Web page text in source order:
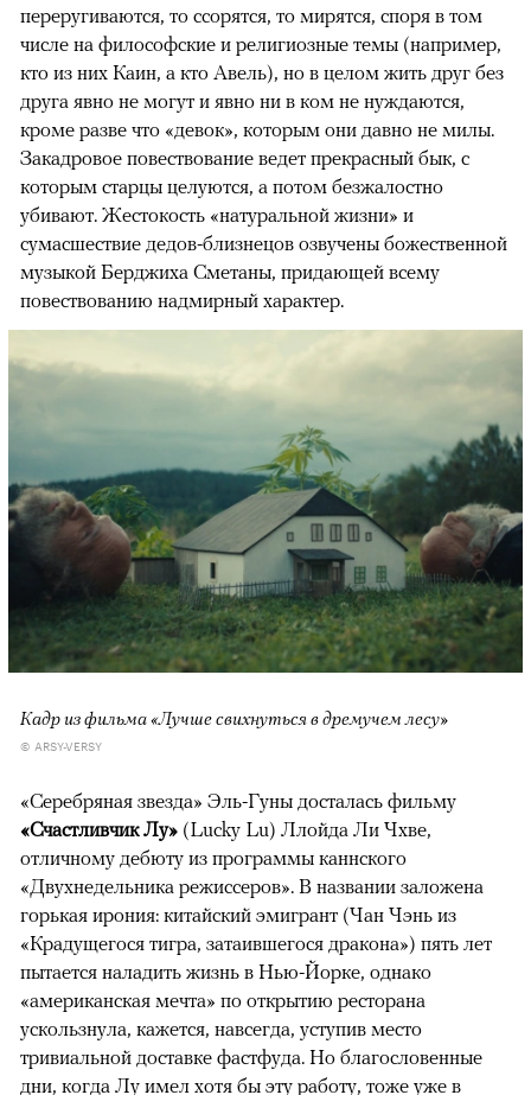
переругиваются, то ссорятся, то мирятся, споря в том
числе на философские и религиозные темы (например,
кто из них Каин, а кто Авель), но в целом жить друг без
друга явно не могут и явно ни в ком не нуждаются,
кроме разве что «девок», которым они давно не милы.
Закадровое повествование ведет прекрасный бык, с
которым старцы целуются, а потом безжалостно
убивают. Жестокость «натуральной жизни» и
сумасшествие дедов-близнецов озвучены божественной
музыкой Берджиха Сметаны, придающей всему
повествованию надмирный характер.
Кадр из фильма «Лучше свихнуться в дремучем лесу»
© ARSY-VERSY
«Серебряная звезда» Эль-Гуны досталась фильму
«Счастливчик Лу» (Lucky Lu) Ллойда Ли Чхве,
отличному дебюту из программы каннского
«Двухнедельника режиссеров». В названии заложена
горькая ирония: китайский эмигрант (Чан Чэнь из
«Крадущегося тигра, затаившегося дракона») пять лет
пытается наладить жизнь в Нью-Йорке, однако
«американская мечта» по открытию ресторана
ускользнула, кажется, навсегда, уступив место
тривиальной доставке фастфуда. Но благословенные
дни, когда Лу имел хотя бы эту работу, тоже уже в